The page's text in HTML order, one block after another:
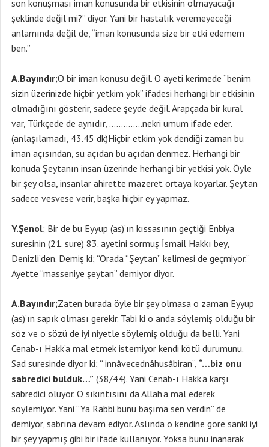
son konuşması iman konusunda bir etkisinin olmayacağı
şeklinde değil mi?” diyor. Yani bir hastalık veremeyeceği
anlamında değil de, “iman konusunda size bir etki edemem
ben.”
A.Bayındır;O bir iman konusu değil. O ayeti kerimede “benim
sizin üzerinizde hiçbir yetkim yok” ifadesi herhangi bir etkisinin
olmadığını gösterir, sadece şeyde değil. Arapçada bir kural
var, Türkçede de aynıdır, …………..nekri umum ifade eder.
(anlaşılamadı, 43.45 dk)Hiçbir etkim yok dendiği zaman bu
iman açısından, su açıdan bu açıdan denmez. Herhangi bir
konuda Şeytanın insan üzerinde herhangi bir yetkisi yok. Öyle
bir şey olsa, insanlar ahirette mazeret ortaya koyarlar. Şeytan
sadece vesvese verir, başka hiçbir ey yapmaz.
Y.Şenol; Bir de bu Eyyup (as)’ın kıssasının geçtiği Enbiya
suresinin (21. sure) 83. ayetini sormuş İsmail Hakkı bey,
Denizli’den. Demiş ki; “Orada “Şeytan” kelimesi de geçmiyor.”
Ayette “masseniye şeytan” demiyor diyor.
A.Bayındır;Zaten burada öyle bir şey olmasa o zaman Eyyup
(as)’ın sapık olması gerekir. Tabi ki o anda söylemiş olduğu bir
söz ve o sözü de iyi niyetle söylemiş olduğu da belli. Yani
Cenab-ı Hakk’a mal etmek istemiyor kendi kötü durumunu.
Sad suresinde diyor ki; “ innâvecednâhusâbiran”, “…biz onu
sabredici bulduk…” (38/44). Yani Cenab-ı Hakk’a karşı
sabredici oluyor. O sıkıntısını da Allah’a mal ederek
söylemiyor. Yani “Ya Rabbi bunu başıma sen verdin” de
demiyor, sabrına devam ediyor. Aslında o kendine göre sanki iyi
bir şey yapmış gibi bir ifade kullanıyor. Yoksa bunu inanarak